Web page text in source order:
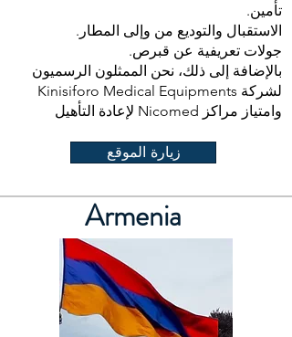
Armenia
تأمين.
الاستقبال والتوديع من وإلى المطار.
جولات تعريفية عن قبرص.
بالإضافة إلى ذلك، نحن الممثلون الرسميون
لشركة Kinisiforo Medical Equipments
وامتياز مراكز Nicomed لإعادة التأهيل
زيارة الموقع